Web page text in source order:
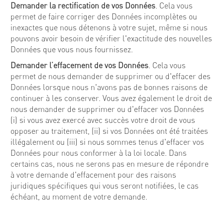
Demander la rectification de vos Données. Cela vous
permet de faire corriger des Données incomplètes ou
inexactes que nous détenons à votre sujet, même si nous
pouvons avoir besoin de vérifier l'exactitude des nouvelles
Données que vous nous fournissez.
Demander l’effacement de vos Données. Cela vous
permet de nous demander de supprimer ou d'effacer des
Données lorsque nous n'avons pas de bonnes raisons de
continuer à les conserver. Vous avez également le droit de
nous demander de supprimer ou d'effacer vos Données
(i) si vous avez exercé avec succès votre droit de vous
opposer au traitement, (ii) si vos Données ont été traitées
illégalement ou (iii) si nous sommes tenus d'effacer vos
Données pour nous conformer à la loi locale. Dans
certains cas, nous ne serons pas en mesure de répondre
à votre demande d'effacement pour des raisons
juridiques spécifiques qui vous seront notifiées, le cas
échéant, au moment de votre demande.